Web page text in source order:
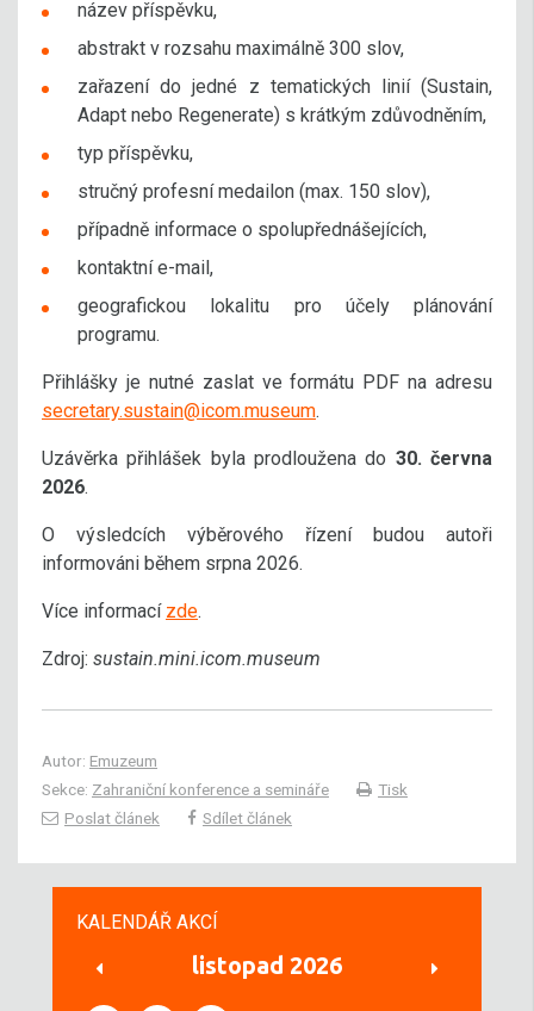
název příspěvku,
abstrakt v rozsahu maximálně 300 slov,
zařazení do jedné z tematických linií (Sustain,
Adapt nebo Regenerate) s krátkým zdůvodněním,
typ příspěvku,
stručný profesní medailon (max. 150 slov),
případně informace o spolupřednášejících,
kontaktní e-mail,
geografickou lokalitu pro účely plánování
programu.
Přihlášky je nutné zaslat ve formátu PDF na adresu
secretary.sustain@icom.museum.
Uzávěrka přihlášek byla prodloužena do 30. června
2026.
O výsledcích výběrového řízení budou autoři
informováni během srpna 2026.
Více informací zde.
Zdroj: sustain.mini.icom.museum
Autor: Emuzeum
Sekce: Zahraniční konference a semináře
Tisk
Poslat článek
Sdílet článek
KALENDÁŘ AKCÍ
listopad 2026